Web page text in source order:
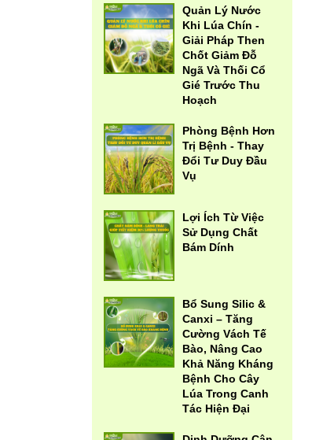
Quản Lý Nước
Khi Lúa Chín -
Giải Pháp Then
Chốt Giảm Đỗ
Ngã Và Thối Cổ
Gié Trước Thu
Hoạch
Phòng Bệnh Hơn
Trị Bệnh - Thay
Đổi Tư Duy Đầu
Vụ
Lợi Ích Từ Việc
Sử Dụng Chất
Bám Dính
Bổ Sung Silic &
Canxi – Tăng
Cường Vách Tế
Bào, Nâng Cao
Khả Năng Kháng
Bệnh Cho Cây
Lúa Trong Canh
Tác Hiện Đại